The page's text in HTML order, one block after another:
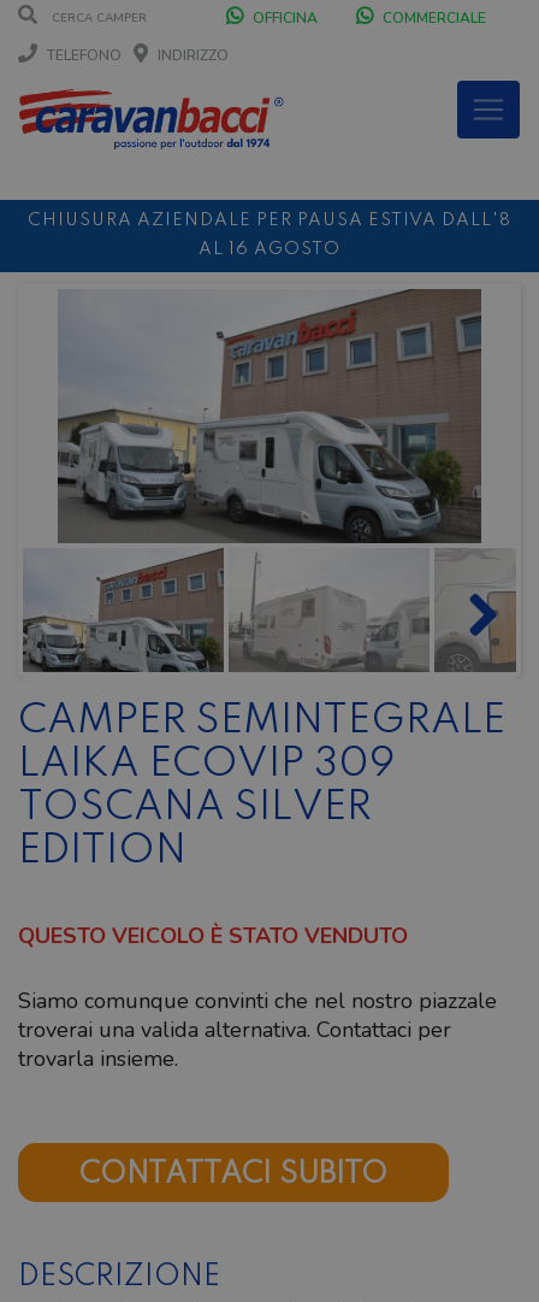
OFFICINA
COMMERCIALE
TELEFONO
INDIRIZZO
CHIUSURA AZIENDALE PER PAUSA ESTIVA DALL'8
AL 16 AGOSTO
DURANTE IL MESE DI AGOSTO SIAMO CHIUSI IL
SABATO POMERIGGIO
NOLEGGIO ENTRO IL 31.08
NOLEGGI DI SETTEMBRE
CAMPER SEMINTEGRALE
LAIKA ECOVIP 309
TOSCANA SILVER
EDITION
QUESTO VEICOLO È STATO VENDUTO
Siamo comunque convinti che nel nostro piazzale
troverai una valida alternativa. Contattaci per
trovarla insieme.
CONTATTACI SUBITO
DESCRIZIONE